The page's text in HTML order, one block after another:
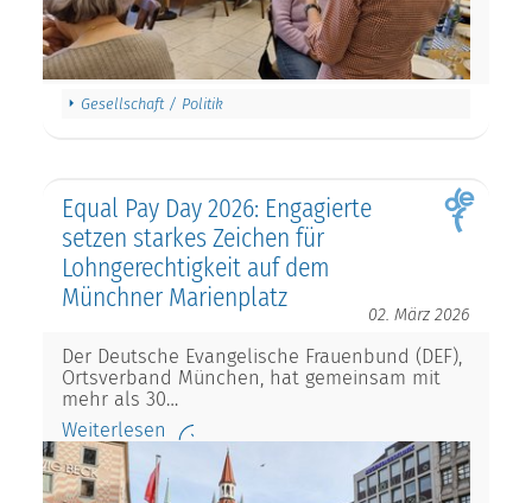
Gesellschaft / Politik
Equal Pay Day 2026: Engagierte
setzen starkes Zeichen für
Lohngerechtigkeit auf dem
Münchner Marienplatz
02. März 2026
Der Deutsche Evangelische Frauenbund (DEF),
Ortsverband München, hat gemeinsam mit
mehr als 30…
Weiterlesen